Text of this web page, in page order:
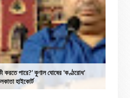
পারে?’ কুণাল ঘোষের ‘কণ্ঠরোধ’
হাইকোর্ট